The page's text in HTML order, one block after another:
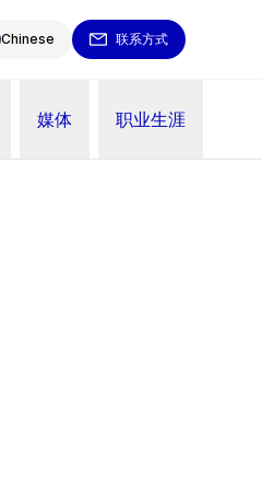
Chinese 联系方式
媒体 职业生涯